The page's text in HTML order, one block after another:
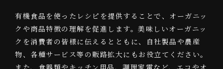
有機食品を使ったレシピを提供することで、オーガニッ
クや商品特徴の理解を促進します。美味しいオーガニッ
クを消費者の皆様に伝えるとともに、自社製品や農産
物、各種サービス等の販路拡大にもお役立てください。
また、食器類やキッチン用品、調理家電など、エコやオ